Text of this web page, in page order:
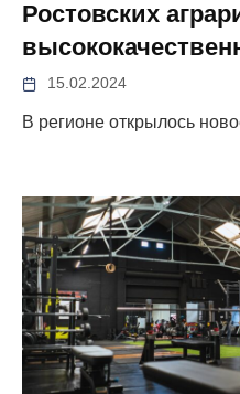
Ростовских
15.02.2024
В регионе открылось